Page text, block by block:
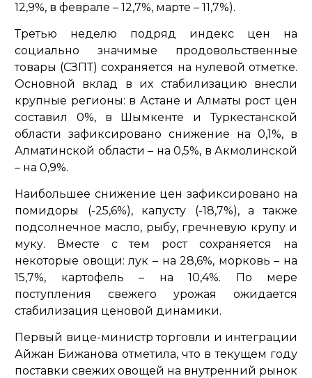
12,9%, в феврале – 12,7%, марте – 11,7%).
Третью неделю подряд индекс цен на
социально значимые продовольственные
товары (СЗПТ) сохраняется на нулевой отметке.
Основной вклад в их стабилизацию внесли
крупные регионы: в Астане и Алматы рост цен
составил 0%, в Шымкенте и Туркестанской
области зафиксировано снижение на 0,1%, в
Алматинской области – на 0,5%, в Акмолинской
– на 0,9%.
Наибольшее снижение цен зафиксировано на
помидоры (-25,6%), капусту (-18,7%), а также
подсолнечное масло, рыбу, гречневую крупу и
муку. Вместе с тем рост сохраняется на
некоторые овощи: лук – на 28,6%, морковь – на
15,7%, картофель – на 10,4%. По мере
поступления свежего урожая ожидается
стабилизация ценовой динамики.
Первый вице-министр торговли и интеграции
Айжан Бижанова отметила, что в текущем году
поставки свежих овощей на внутренний рынок